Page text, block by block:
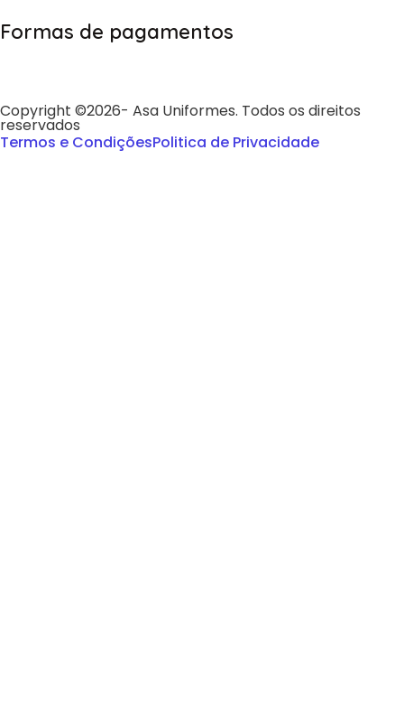
Formas de pagamentos
Copyright ©2026- Asa Uniformes. Todos os direitos
reservados
Termos e CondiçõesPolitica de Privacidade